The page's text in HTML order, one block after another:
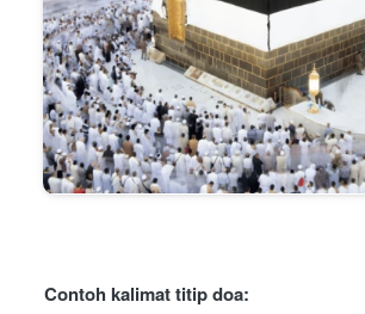
Contoh kalimat titip doa: